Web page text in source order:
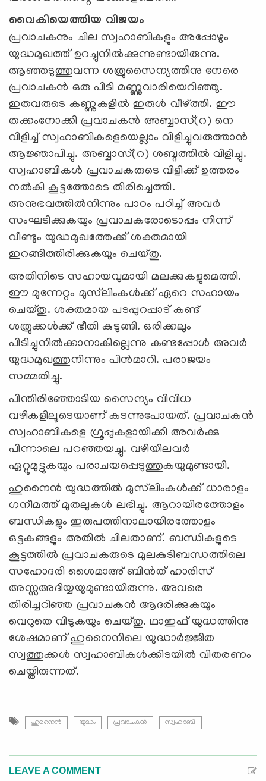
വൈകിയെത്തിയ വിജയം
പ്രവാചകനും ചില സ്വഹാബികളും അപ്പോഴും
യുദ്ധമുഖത്ത് ഉറച്ചുനില്‍ക്കുന്നുണ്ടായിരുന്നു.
ആഞ്ഞടുത്തുവന്ന ശത്രുസൈന്യത്തിനു നേരെ
പ്രവാചകന്‍ ഒരു പിടി മണ്ണുവാരിയെറിഞ്ഞു.
ഇതവരുടെ കണ്ണുകളില്‍ ഇരുള്‍ വീഴ്ത്തി. ഈ
തക്കംനോക്കി പ്രവാചകന്‍ അബ്ബാസ്(റ) നെ
വിളിച്ച് സ്വഹാബികളെയെല്ലാം വിളിച്ചുവരുത്താന്‍
ആജ്ഞാപിച്ചു. അബ്ബാസ്(റ) ശബ്ദത്തില്‍ വിളിച്ചു.
സ്വഹാബികള്‍ പ്രവാചകരുടെ വിളിക്ക് ഉത്തരം
നല്‍കി കൂട്ടത്തോടെ തിരിച്ചെത്തി.
അനുഭവത്തില്‍നിന്നും പാഠം പഠിച്ച് അവര്‍
സംഘടിക്കുകയും പ്രവാചകരോടൊപ്പം നിന്ന്
വീണ്ടും യുദ്ധമുഖത്തേക്ക് ശക്തമായി
ഇറങ്ങിത്തിരിക്കുകയും ചെയ്തു.
അതിനിടെ സഹായവുമായി മലക്കുകളുമെത്തി.
ഈ മുന്നേറ്റം മുസ്‌ലിംകള്‍ക്ക് ഏറെ സഹായം
ചെയ്തു. ശക്തമായ പടപ്പുറപ്പാട് കണ്ട്
ശത്രുക്കള്‍ക്ക് ഭീതി കുടുങ്ങി. ഒരിക്കലും
പിടിച്ചുനില്‍ക്കാനാകില്ലെന്നു കണ്ടപ്പോള്‍ അവര്‍
യുദ്ധമുഖത്തുനിന്നും പിന്‍മാറി. പരാജയം
സമ്മതിച്ചു.
പിന്തിരിഞ്ഞോടിയ സൈന്യം വിവിധ
വഴികളിലൂടെയാണ് കടന്നുപോയത്. പ്രവാചകന്‍
സ്വഹാബികളെ ഗ്രൂപ്പുകളായിക്കി അവര്‍ക്കു
പിന്നാലെ പറഞ്ഞയച്ചു. വഴിയിലവര്‍
ഏറ്റുമുട്ടുകയും പരാചയപ്പെടുത്തുകയുമുണ്ടായി.
ഹുനൈന്‍ യുദ്ധത്തില്‍ മുസ്‌ലിംകള്‍ക്ക് ധാരാളം
ഗനീമത്ത് മുതലുകള്‍ ലഭിച്ചു. ആറായിരത്തോളം
ബന്ധികളും ഇരുപത്തിനാലായിരത്തോളം
ഒട്ടകങ്ങളും അതില്‍ ചിലതാണ്. ബന്ധികളുടെ
കൂട്ടത്തില്‍ പ്രവാചകരുടെ മുലകുടിബന്ധത്തിലെ
സഹോദരി ശൈമാഅ് ബിന്‍ത് ഹാരിസ്
അസ്സഅദിയ്യയുമുണ്ടായിരുന്നു. അവരെ
തിരിച്ചറിഞ്ഞ പ്രവാചകന്‍ ആദരിക്കുകയും
വെറുതെ വിടുകയും ചെയ്തു. ഥാഇഫ് യുദ്ധത്തിനു
ശേഷമാണ് ഹുനൈനിലെ യുദ്ധാര്‍ജ്ജിത
സ്വത്തുക്കള്‍ സ്വഹാബികള്‍ക്കിടയില്‍ വിതരണം
ചെയ്തിരുന്നത്.
ഹുനൈന്‍ യുദ്ധം പ്രവാചകന്‍ സ്വഹാബി
LEAVE A COMMENT